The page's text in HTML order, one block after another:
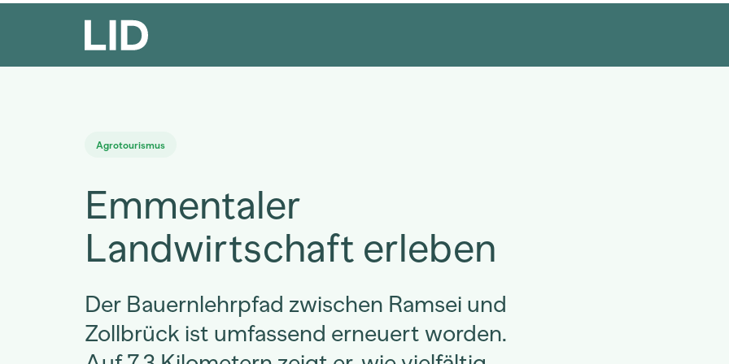
Agrotourismus
Emmentaler
Landwirtschaft erleben
Der Bauernlehrpfad zwischen Ramsei und
Zollbrück ist umfassend erneuert worden.